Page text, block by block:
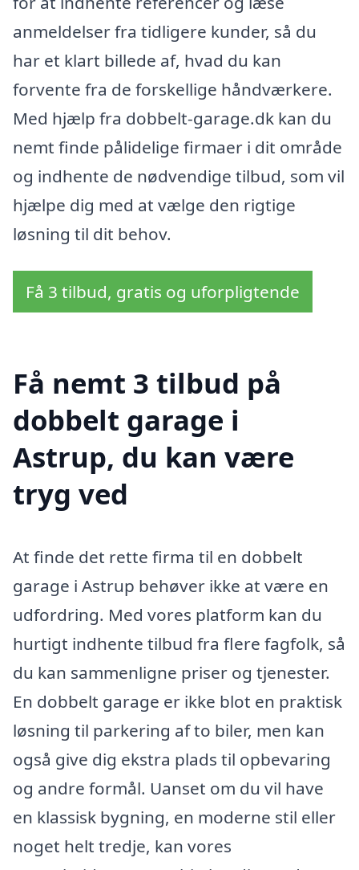
anmeldelser fra tidligere kunder, så du
har et klart billede af, hvad du kan
forvente fra de forskellige håndværkere.
Med hjælp fra dobbelt-garage.dk kan du
nemt finde pålidelige firmaer i dit område
og indhente de nødvendige tilbud, som vil
hjælpe dig med at vælge den rigtige
løsning til dit behov.
Få 3 tilbud, gratis og uforpligtende
Få nemt 3 tilbud på
dobbelt garage i
Astrup, du kan være
tryg ved
At finde det rette firma til en dobbelt
garage i Astrup behøver ikke at være en
udfordring. Med vores platform kan du
hurtigt indhente tilbud fra flere fagfolk, så
du kan sammenligne priser og tjenester.
En dobbelt garage er ikke blot en praktisk
løsning til parkering af to biler, men kan
også give dig ekstra plads til opbevaring
og andre formål. Uanset om du vil have
en klassisk bygning, en moderne stil eller
noget helt tredje, kan vores